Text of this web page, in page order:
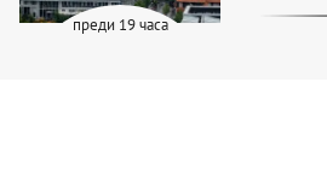
преди 19 часа